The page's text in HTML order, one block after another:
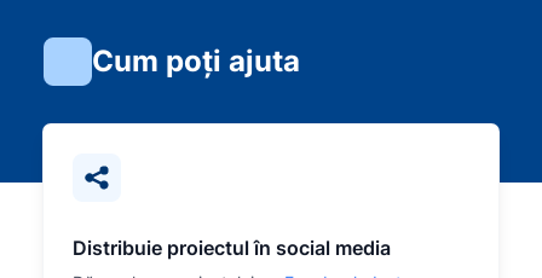
Cum poți ajuta
Distribuie proiectul în social media